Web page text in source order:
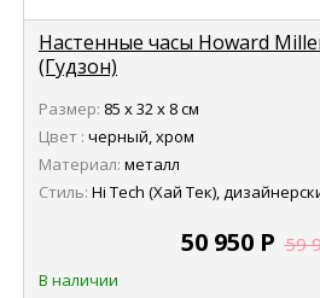
Настенные часы Howard
(Гудзон)
Размер: 85 х 32 х 8 см
Цвет : черный, хром
Материал: металл
Стиль: Hi Tech (Хай Тек),
50 950 Р 59
В наличии